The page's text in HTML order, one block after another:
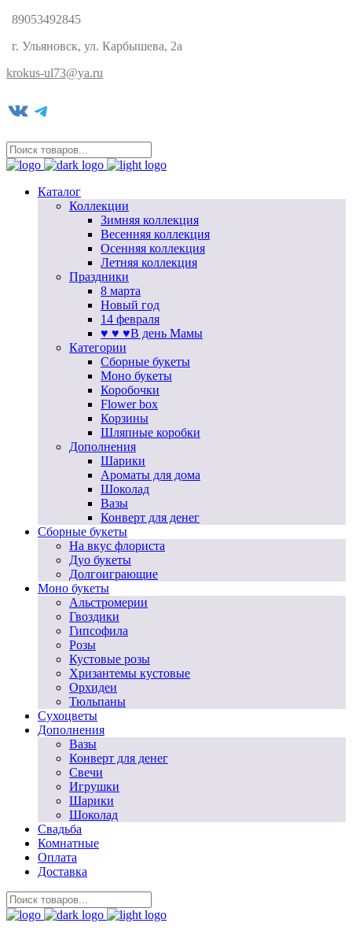
89053492845
г. Ульяновск, ул. Карбышева, 2а
krokus-ul73@ya.ru
VK Telegram
Каталог
Коллекции
Зимняя коллекция
Весенняя коллекция
Осенняя коллекция
Летняя коллекция
Праздники
8 марта
Новый год
14 февраля
♥ ♥ ♥В день Мамы
Категории
Сборные букеты
Моно букеты
Коробочки
Flower box
Корзины
Шляпные коробки
Дополнения
Шарики
Ароматы для дома
Шоколад
Вазы
Конверт для денег
Сборные букеты
На вкус флориста
Дуо букеты
Долгоиграющие
Моно букеты
Альстромерии
Гвоздики
Гипсофила
Розы
Кустовые розы
Хризантемы кустовые
Орхидеи
Тюльпаны
Сухоцветы
Дополнения
Вазы
Конверт для денег
Свечи
Игрушки
Шарики
Шоколад
Свадьба
Комнатные
Оплата
Доставка